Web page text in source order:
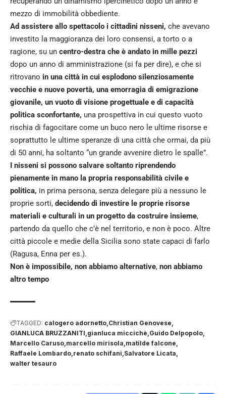
mezzo di immobilità obbediente.
Ad assistere allo spettacolo i cittadini nisseni, che avevano
investito la maggioranza dei loro consensi, a torto o a
ragione, su un centro-destra che è andato in mille pezzi
dopo un anno di amministrazione (si fa per dire), e che si
ritrovano in una città in cui esplodono silenziosamente
vecchie e nuove povertà, una emorragia di emigrazione
giovanile, un vuoto di visione progettuale e di capacità
politica sconfortante, una prospettiva in cui questo vuoto
rischia di fagocitare come un buco nero le ultime risorse e
soprattutto le ultime speranze di una città che ormai, da più
di 50 anni, ha soltanto “un grande avvenire dietro le spalle”.
I nisseni si possono salvare soltanto riprendendo
pienamente in mano la propria responsabilità civile e
politica, in prima persona, senza delegare più a nessuno le
proprie sorti, decidendo di investire le proprie risorse
materiali e culturali in un progetto da costruire insieme,
partendo da quello che c’è nel territorio, e non è poco. Altre
città piccole e medie della Sicilia sono state capaci di farlo
(Ragusa, Enna per es.).
Non è impossibile, non abbiamo alternative, non abbiamo
altro tempo
TAGGED: calogero adornetto Christian Genovese
GIANLUCA BRUZZANITI gianluca miccichè Guido Delpopolo
Marcello Caruso marcello mirisola matilde falcone
Raffaele Lombardo renato schifani Salvatore Licata
walter tesauro